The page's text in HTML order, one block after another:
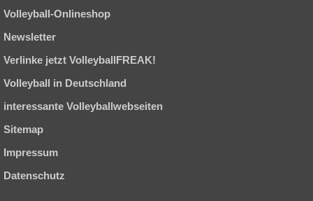
Volleyball-Onlineshop
Newsletter
Verlinke jetzt VolleyballFREAK!
Volleyball in Deutschland
interessante Volleyballwebseiten
Sitemap
Impressum
Datenschutz